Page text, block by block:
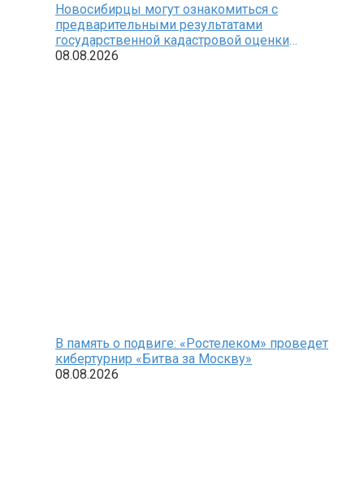
Новосибирцы могут ознакомиться с
предварительными результатами
государственной кадастровой оценки
земельных участков
08.08.2026
В память о подвиге: «Ростелеком» проведет
кибертурнир «Битва за Москву»
08.08.2026